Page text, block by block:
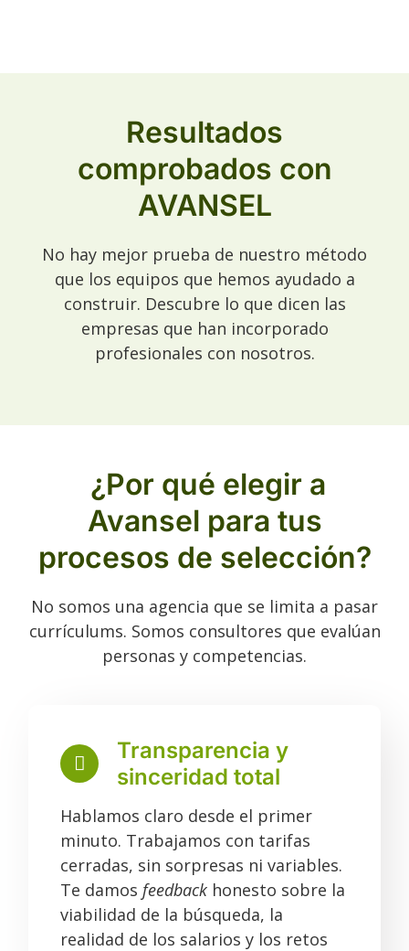
Resultados
comprobados con
AVANSEL
No hay mejor prueba de nuestro método
que los equipos que hemos ayudado a
construir. Descubre lo que dicen las
empresas que han incorporado
profesionales con nosotros.
¿Por qué elegir a
Avansel para tus
procesos de selección?
No somos una agencia que se limita a pasar
currículums. Somos consultores que evalúan
personas y competencias.
Transparencia y
sinceridad total
Hablamos claro desde el primer
minuto. Trabajamos con tarifas
cerradas, sin sorpresas ni variables.
Te damosfeedback honesto sobre la
viabilidad de la búsqueda, la
realidad de los salarios y los retos